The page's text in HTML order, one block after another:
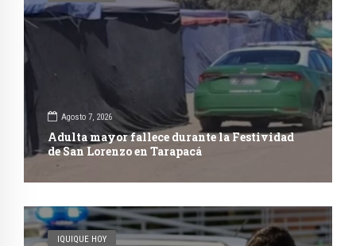
Agosto 7, 2026
Adulta mayor fallece durante la Festividad
de San Lorenzo en Tarapacá
IQUIQUE HOY